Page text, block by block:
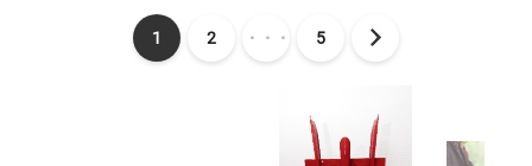
1 2 ・・・ 5